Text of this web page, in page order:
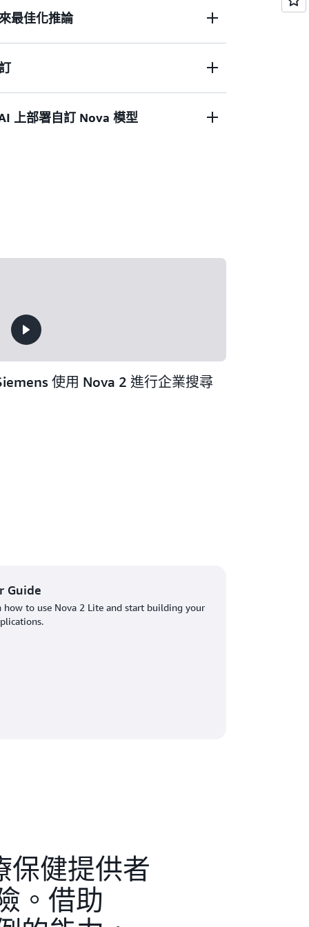
輸送量，因此非常適合需要快速回應的應
最佳化推論
開/關、低、中、高)，讓開發人員能夠針
提供最全面的自訂功能套件。可透過
上部署自訂 Nova 模型
使用 Nova 2 進行企業搜尋
Guide
how to use Nova 2 Lite and start building your
保健提供者
。借助